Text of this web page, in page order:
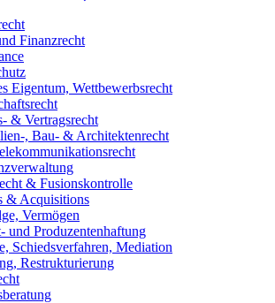
Finanzrecht
Eigentum, Wettbewerbsrecht
& Vertragsrecht
, Bau- & Architektenrecht
& Fusionskontrolle
& Acquisitions
Vermögen
und Produzentenhaftung
Schiedsverfahren, Mediation
Restrukturierung